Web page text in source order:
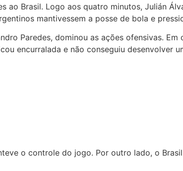
Brasil. Logo aos quatro minutos, Julián
mantivessem a posse de bola e
Paredes, dominou as ações ofensivas.
encurralada e não conseguiu desenvolver
o controle do jogo. Por outro lado, o